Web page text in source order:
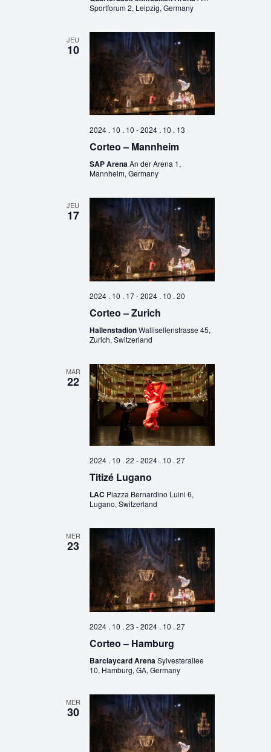
Sportforum 2, Leipzig, Germany
JEU
10
2024 . 10 . 10 -2024 . 10 . 13
Corteo – Mannheim
SAP ArenaAn der Arena 1,
Mannheim, Germany
JEU
17
2024 . 10 . 17-2024 . 10 . 20
Corteo – Zurich
HallenstadionWallisellenstrasse 45,
Zurich, Switzerland
MAR
22
2024 . 10 . 22 -2024 . 10 . 27
Titizé Lugano
LAC Piazza Bernardino Luini 6,
Lugano, Switzerland
MER
23
2024 . 10 . 23 -2024 . 10 . 27
Corteo – Hamburg
Barclaycard ArenaSylvesterallee
10, Hamburg, GA, Germany
MER
30